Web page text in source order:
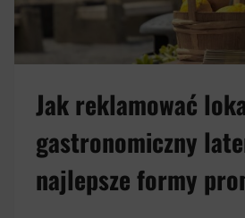
Jak reklamować
gastronomiczny
najlepsze formy